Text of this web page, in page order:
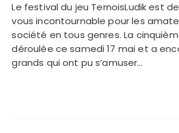
Le festival du jeu TernoisLudik est
vous incontournable pour les
société en tous genres. La
déroulée ce samedi 17 mai et a
grands qui ont pu s’amuser…